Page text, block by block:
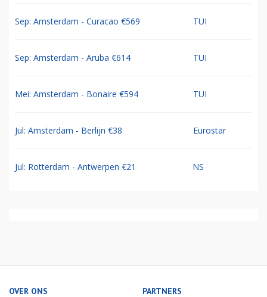
Sep: Amsterdam - Curacao €569 TUI
Sep: Amsterdam - Aruba €614 TUI
Mei: Amsterdam - Bonaire €594 TUI
Jul: Amsterdam - Berlijn €38 Eurostar
Jul: Rotterdam - Antwerpen €21 NS
OVER ONS PARTNERS